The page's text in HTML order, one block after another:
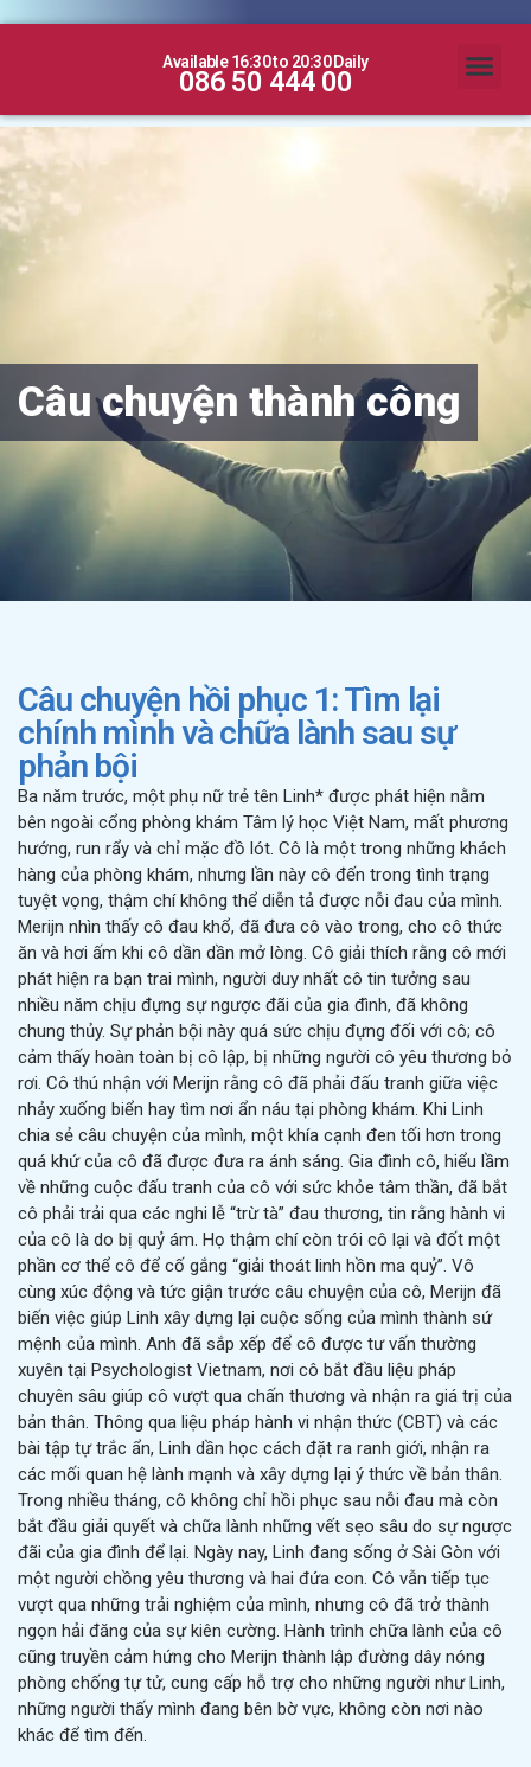
Available 16:30 to 20:30 Daily
086 50 444 00
Câu chuyện thành công
Câu chuyện hồi phục 1: Tìm lại
chính mình và chữa lành sau sự
phản bội
Ba năm trước, một phụ nữ trẻ tên Linh* được phát hiện nằm
bên ngoài cổng phòng khám Tâm lý học Việt Nam, mất phương
hướng, run rẩy và chỉ mặc đồ lót. Cô là một trong những khách
hàng của phòng khám, nhưng lần này cô đến trong tình trạng
tuyệt vọng, thậm chí không thể diễn tả được nỗi đau của mình.
Merijn nhìn thấy cô đau khổ, đã đưa cô vào trong, cho cô thức
ăn và hơi ấm khi cô dần dần mở lòng. Cô giải thích rằng cô mới
phát hiện ra bạn trai mình, người duy nhất cô tin tưởng sau
nhiều năm chịu đựng sự ngược đãi của gia đình, đã không
chung thủy. Sự phản bội này quá sức chịu đựng đối với cô; cô
cảm thấy hoàn toàn bị cô lập, bị những người cô yêu thương bỏ
rơi. Cô thú nhận với Merijn rằng cô đã phải đấu tranh giữa việc
nhảy xuống biển hay tìm nơi ẩn náu tại phòng khám. Khi Linh
chia sẻ câu chuyện của mình, một khía cạnh đen tối hơn trong
quá khứ của cô đã được đưa ra ánh sáng. Gia đình cô, hiểu lầm
về những cuộc đấu tranh của cô với sức khỏe tâm thần, đã bắt
cô phải trải qua các nghi lễ “trừ tà” đau thương, tin rằng hành vi
của cô là do bị quỷ ám. Họ thậm chí còn trói cô lại và đốt một
phần cơ thể cô để cố gắng “giải thoát linh hồn ma quỷ”. Vô
cùng xúc động và tức giận trước câu chuyện của cô, Merijn đã
biến việc giúp Linh xây dựng lại cuộc sống của mình thành sứ
mệnh của mình. Anh đã sắp xếp để cô được tư vấn thường
xuyên tại Psychologist Vietnam, nơi cô bắt đầu liệu pháp
chuyên sâu giúp cô vượt qua chấn thương và nhận ra giá trị của
bản thân. Thông qua liệu pháp hành vi nhận thức (CBT) và các
bài tập tự trắc ẩn, Linh dần học cách đặt ra ranh giới, nhận ra
các mối quan hệ lành mạnh và xây dựng lại ý thức về bản thân.
Trong nhiều tháng, cô không chỉ hồi phục sau nỗi đau mà còn
bắt đầu giải quyết và chữa lành những vết sẹo sâu do sự ngược
đãi của gia đình để lại. Ngày nay, Linh đang sống ở Sài Gòn với
một người chồng yêu thương và hai đứa con. Cô vẫn tiếp tục
vượt qua những trải nghiệm của mình, nhưng cô đã trở thành
ngọn hải đăng của sự kiên cường. Hành trình chữa lành của cô
cũng truyền cảm hứng cho Merijn thành lập đường dây nóng
phòng chống tự tử, cung cấp hỗ trợ cho những người như Linh,
những người thấy mình đang bên bờ vực, không còn nơi nào
khác để tìm đến.